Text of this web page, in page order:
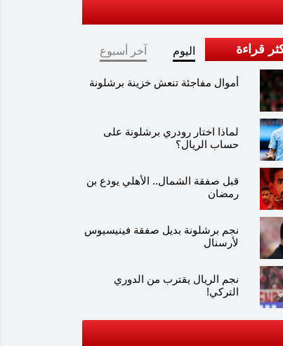
قراءة اليوم آخر أسبوع
أموال مفاجئة تنعش خزينة برشلونة
لماذا اختار رودري برشلونة على
حساب الريال؟
قبل صفقة الشمال.. الأهلي يودع بن
رمضان
نجم برشلونة بديل صفقة فينيسيوس
لأرسنال
نجم الريال يقترب من الدوري
التركي!